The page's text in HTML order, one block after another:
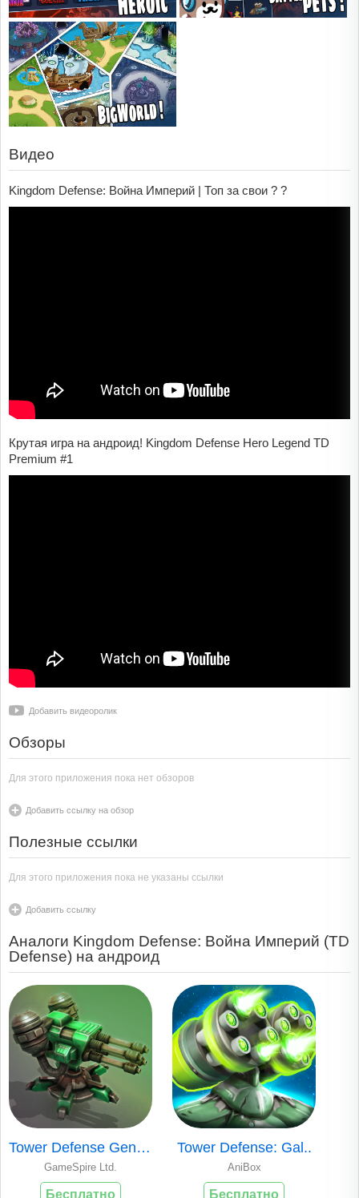
Видео
Kingdom Defense: Война Империй | Топ за свои ? ?
Крутая игра на андроид! Kingdom Defense Hero Legend TD
Premium #1
Добавить видеоролик
Обзоры
Для этого приложения пока нет обзоров
Добавить ссылку на обзор
Полезные ссылки
Для этого приложения пока не указаны ссылки
Добавить ссылку
Аналоги Kingdom Defense: Война Империй (TD
Defense) на андроид
Tower Defense Gene..
GameSpire Ltd.
Бесплатно
Tower Defense: Gal..
AniBox
Бесплатно